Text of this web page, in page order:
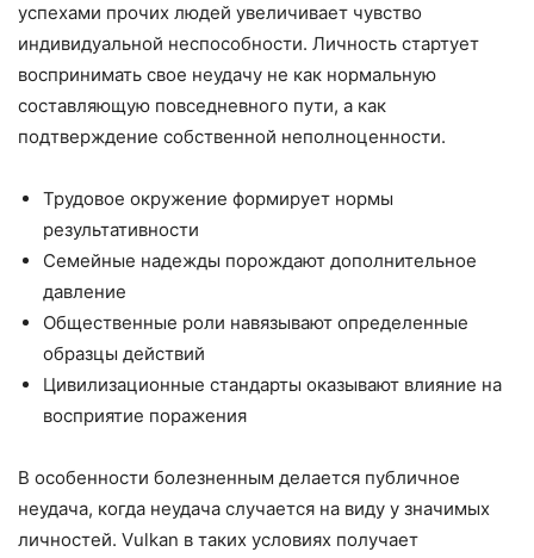
успехами прочих людей увеличивает чувство
индивидуальной неспособности. Личность стартует
воспринимать свое неудачу не как нормальную
составляющую повседневного пути, а как
подтверждение собственной неполноценности.
Трудовое окружение формирует нормы
результативности
Семейные надежды порождают дополнительное
давление
Общественные роли навязывают определенные
образцы действий
Цивилизационные стандарты оказывают влияние на
восприятие поражения
В особенности болезненным делается публичное
неудача, когда неудача случается на виду у значимых
личностей. Vulkan в таких условиях получает